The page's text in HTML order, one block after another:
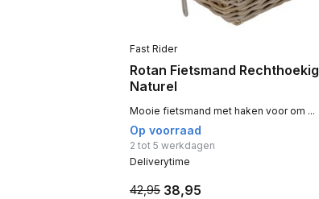
Fast Rider
Rotan Fietsmand Rechthoekig
Naturel
Mooie fietsmand met haken voor om ...
Op voorraad
2 tot 5 werkdagen
Deliverytime
42,95 38,95